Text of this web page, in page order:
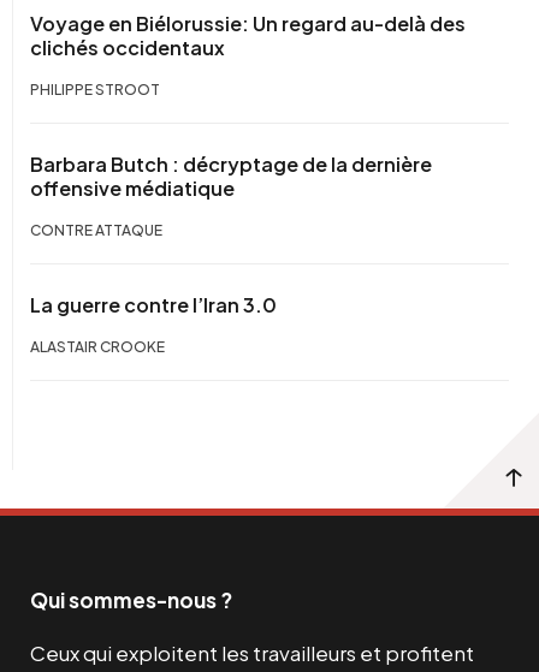
Voyage en Biélorussie: Un regard au-delà des
clichés occidentaux
PHILIPPE STROOT
Barbara Butch : décryptage de la dernière
offensive médiatique
CONTRE ATTAQUE
La guerre contre l’Iran 3.0
ALASTAIR CROOKE
Qui sommes-nous ?
Ceux qui exploitent les travailleurs et profitent